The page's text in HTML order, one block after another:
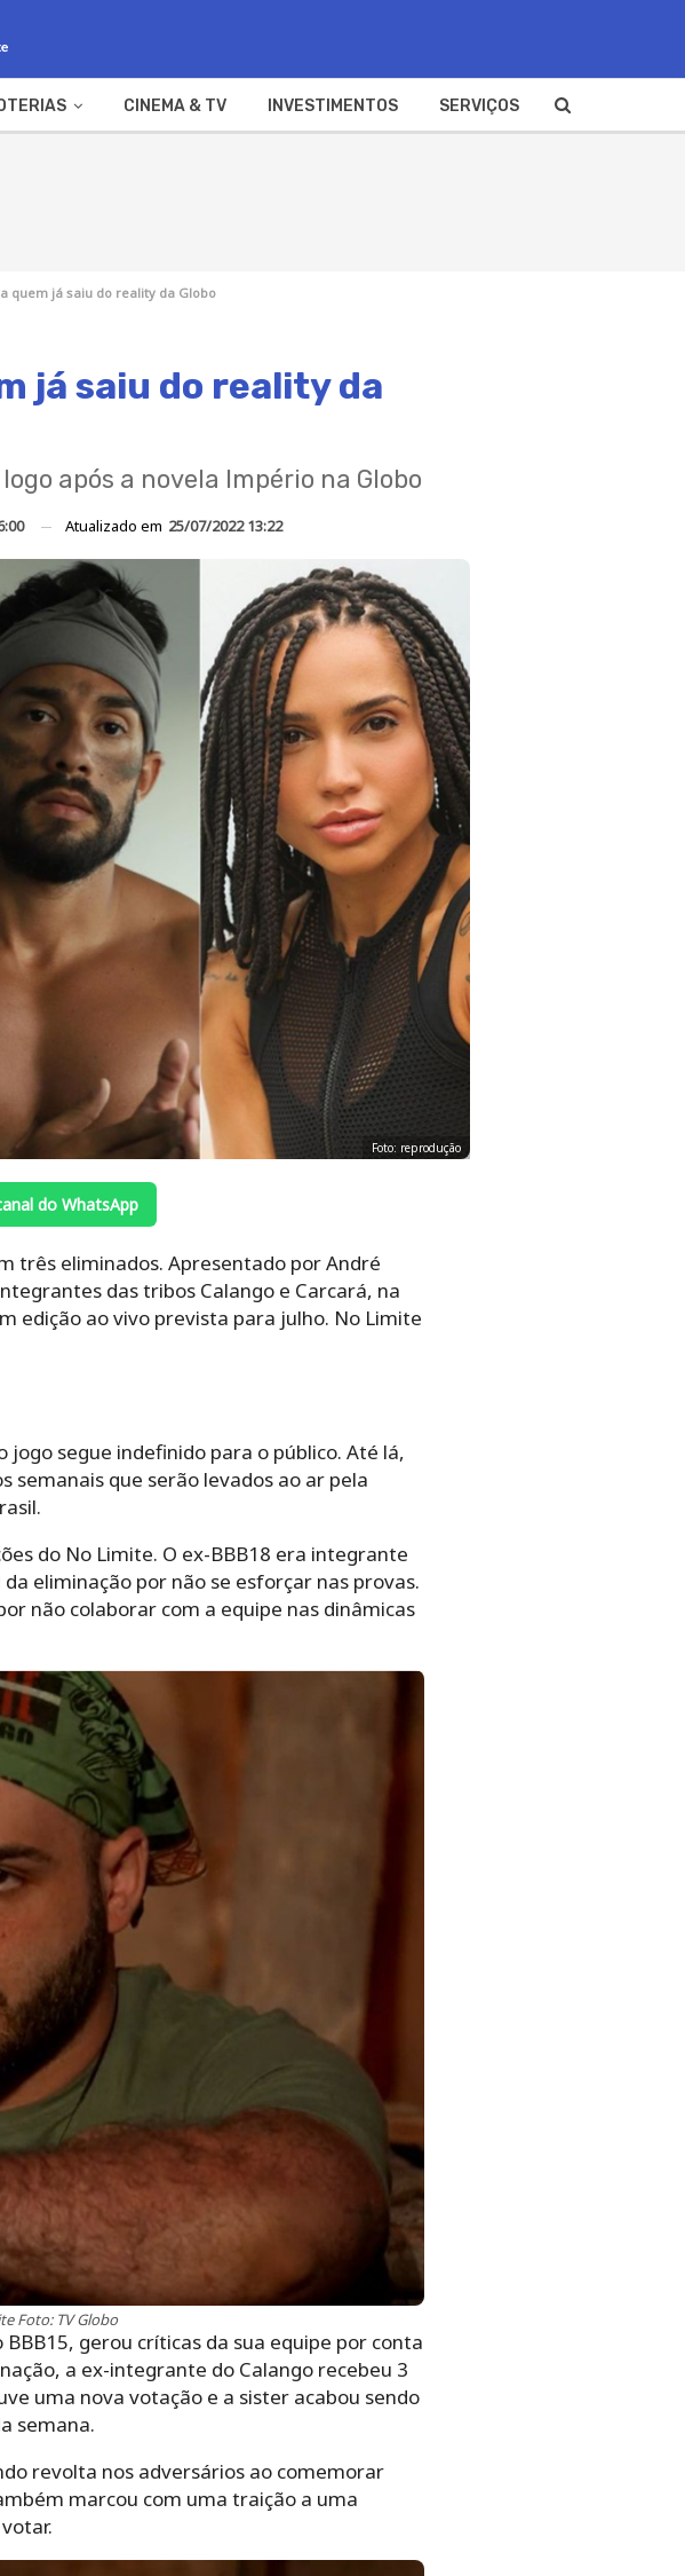
CINEMA & TV INVESTIMENTOS SERVIÇOS
quem já saiu do reality da Globo
já saiu do reality da
após a novela Império na Globo
Atualizado em 25/07/2022 13:22
Foto: reprodução
do WhatsApp
três eliminados. Apresentado por André
das tribos Calango e Carcará, na
edição ao vivo prevista para julho. No Limite
segue indefinido para o público. Até lá,
semanais que serão levados ao ar pela
do No Limite. O ex-BBB18 era integrante
eliminação por não se esforçar nas provas.
não colaborar com a equipe nas dinâmicas
Foto: TV Globo
gerou críticas da sua equipe por conta
a ex-integrante do Calango recebeu 3
uma nova votação e a sister acabou sendo
semana.
revolta nos adversários ao comemorar
marcou com uma traição a uma